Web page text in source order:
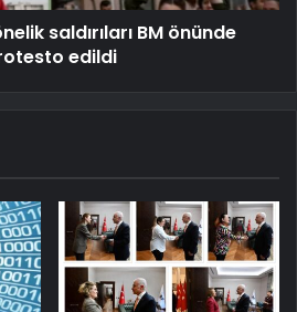
saldırıları BM önünde
edildi